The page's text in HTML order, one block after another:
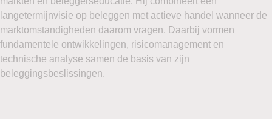
langetermijnvisie op beleggen met actieve handel wanneer de
marktomstandigheden daarom vragen. Daarbij vormen
fundamentele ontwikkelingen, risicomanagement en
technische analyse samen de basis van zijn
beleggingsbeslissingen.